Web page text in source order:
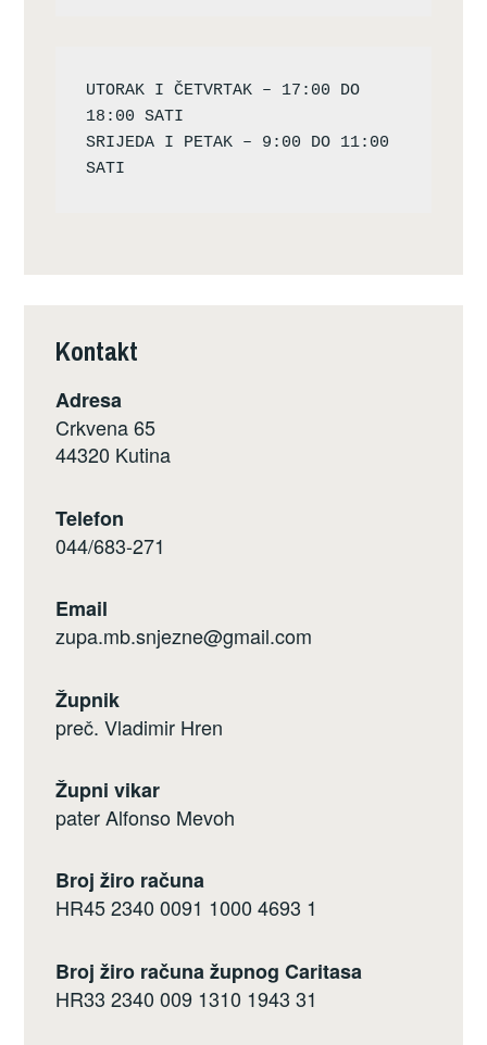
UTORAK I ČETVRTAK – 17:00 DO
18:00 SATI
SRIJEDA I PETAK – 9:00 DO 11:00
Kontakt
Adresa
Crkvena 65
44320 Kutina
Telefon
044/683-271
Email
zupa.mb.snjezne@gmail.com
Župnik
preč. Vladimir Hren
Župni vikar
pater Alfonso Mevoh
Broj žiro računa
HR45 2340 0091 1000 4693 1
Broj žiro računa župnog Caritasa
HR33 2340 009 1310 1943 31